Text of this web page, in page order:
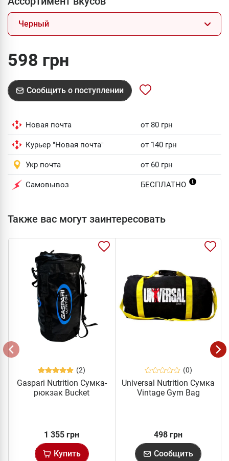
Черный
598 грн
Сообщить о поступлении
Новая почта от 80 грн
Курьер "Новая почта" от 140 грн
Укр почта от 60 грн
Самовывоз БЕСПЛАТНО
Также вас могут заинтересовать
(2)
Gaspari Nutrition Cумка-
рюкзак Bucket
1 355 грн
Купить
(0)
Universal Nutrition Сумка
Vintage Gym Bag
498 грн
Сообщить